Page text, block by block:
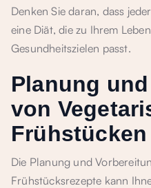
Denken Sie daran, dass
eine Diät, die zu Ihrem
Gesundheitszielen passt.
Planung
von
Frühstücken
Die Planung und
Frühstücksrezepte kann